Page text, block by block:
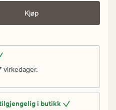
Kjøp
virkedager.
i butikk